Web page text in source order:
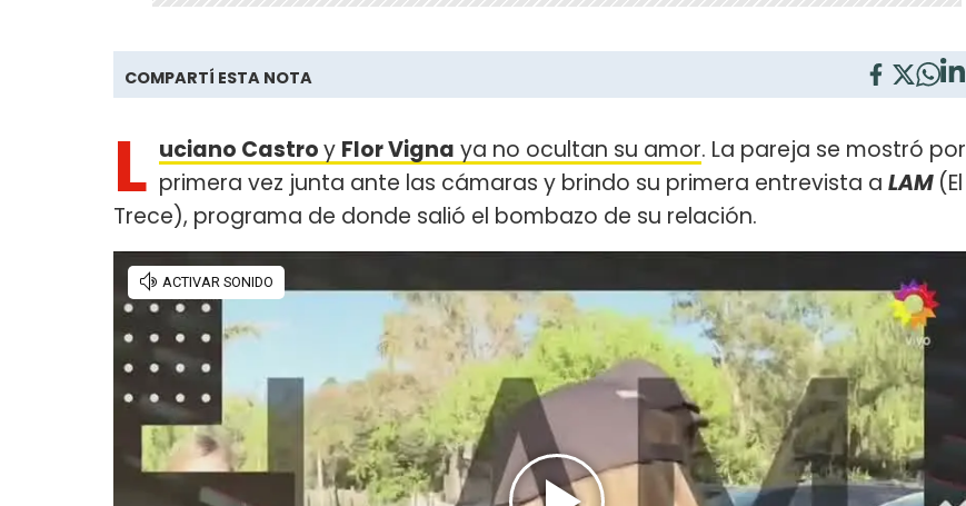
COMPARTÍ ESTA NOTA
L uciano Castroy Flor Vigna ya no ocultan su amor. La pareja se mostró por
primera vez junta ante las cámaras y brindo su primera entrevista a LAM (El
Trece), programa de donde salió el bombazo de su relación.